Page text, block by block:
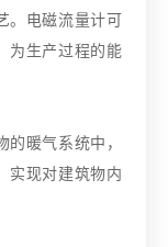
。电磁流量计可
为生产过程的能
暖气系统中，
实现对建筑物内